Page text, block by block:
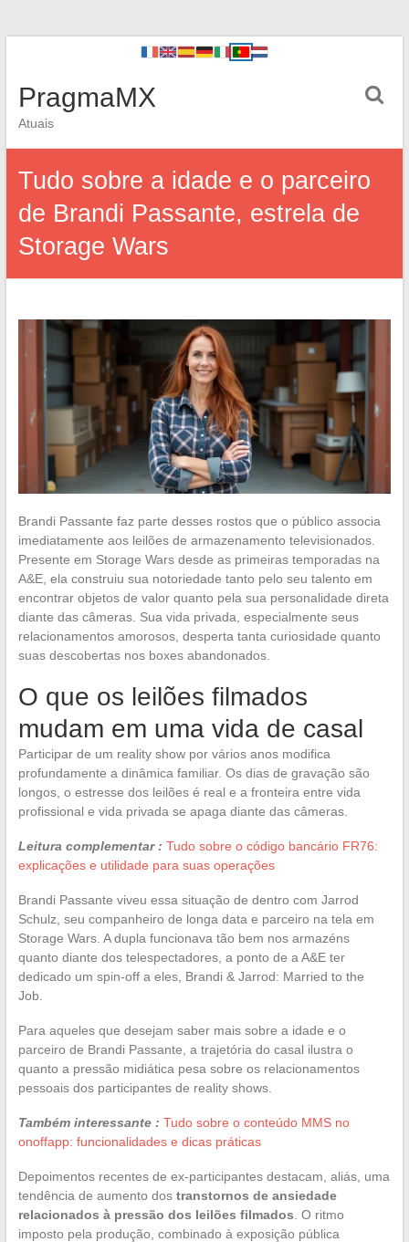
PragmaMX
Atuais
Tudo sobre a idade e o parceiro
de Brandi Passante, estrela de
Storage Wars
Brandi Passante faz parte desses rostos que o público associa
imediatamente aos leilões de armazenamento televisionados.
Presente em Storage Wars desde as primeiras temporadas na
A&E, ela construiu sua notoriedade tanto pelo seu talento em
encontrar objetos de valor quanto pela sua personalidade direta
diante das câmeras. Sua vida privada, especialmente seus
relacionamentos amorosos, desperta tanta curiosidade quanto
suas descobertas nos boxes abandonados.
O que os leilões filmados
mudam em uma vida de casal
Participar de um reality show por vários anos modifica
profundamente a dinâmica familiar. Os dias de gravação são
longos, o estresse dos leilões é real e a fronteira entre vida
profissional e vida privada se apaga diante das câmeras.
Leitura complementar : Tudo sobre o código bancário FR76:
explicações e utilidade para suas operações
Brandi Passante viveu essa situação de dentro com Jarrod
Schulz, seu companheiro de longa data e parceiro na tela em
Storage Wars. A dupla funcionava tão bem nos armazéns
quanto diante dos telespectadores, a ponto de a A&E ter
dedicado um spin-off a eles, Brandi & Jarrod: Married to the
Job.
Para aqueles que desejam saber mais sobre a idade e o
parceiro de Brandi Passante, a trajetória do casal ilustra o
quanto a pressão midiática pesa sobre os relacionamentos
pessoais dos participantes de reality shows.
Também interessante : Tudo sobre o conteúdo MMS no
onoffapp: funcionalidades e dicas práticas
Depoimentos recentes de ex-participantes destacam, aliás, uma
tendência de aumento dos transtornos de ansiedade
relacionados à pressão dos leilões filmados . O ritmo
imposto pela produção, combinado à exposição pública